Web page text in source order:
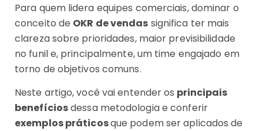
Para quem lidera equipes comerciais, dominar o
conceito de OKR de vendas significa ter mais
clareza sobre prioridades, maior previsibilidade
no funil e, principalmente, um time engajado em
torno de objetivos comuns.
Neste artigo, você vai entender os principais
benefíciosdessa metodologia e conferir
exemplos práticosque podem ser aplicados de